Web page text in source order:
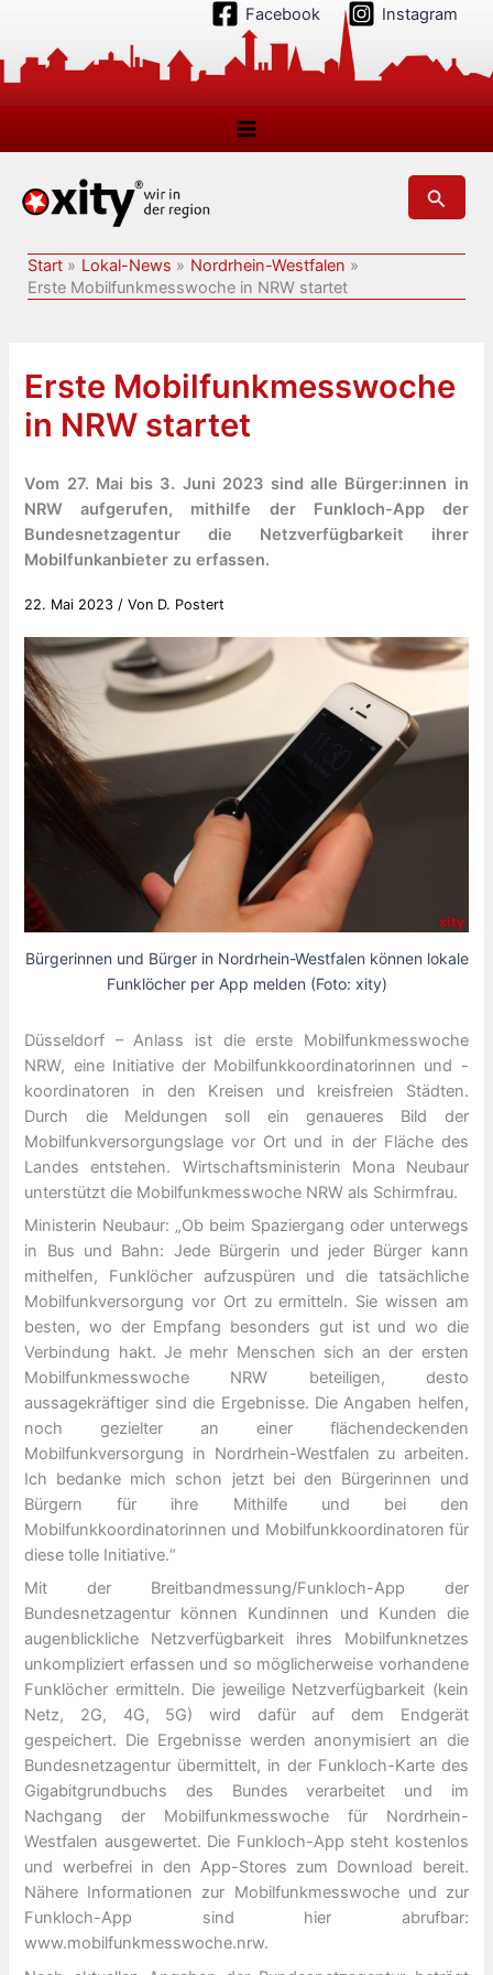
springen
Facebook Instagram
Suchen
Start Lokal-News
Nordrhein-Westfalen
Erste Mobilfunkmesswoche in NRW startet
Erste Mobilfunkmesswoche
in NRW startet
Vom 27. Mai bis 3. Juni 2023 sind alle Bürger:innen in
NRW aufgerufen, mithilfe der Funkloch-App der
Bundesnetzagentur die Netzverfügbarkeit ihrer
Mobilfunkanbieter zu erfassen.
22. Mai 2023 / Von D. Postert
Bürgerinnen und Bürger in Nordrhein-Westfalen können lokale
Funklöcher per App melden (Foto: xity)
Düsseldorf – Anlass ist die erste Mobilfunkmesswoche
NRW, eine Initiative der Mobilfunkkoordinatorinnen und -
koordinatoren in den Kreisen und kreisfreien Städten.
Durch die Meldungen soll ein genaueres Bild der
Mobilfunkversorgungslage vor Ort und in der Fläche des
Landes entstehen. Wirtschaftsministerin Mona Neubaur
unterstützt die Mobilfunkmesswoche NRW als Schirmfrau.
Ministerin Neubaur: „Ob beim Spaziergang oder unterwegs
in Bus und Bahn: Jede Bürgerin und jeder Bürger kann
mithelfen, Funklöcher aufzuspüren und die tatsächliche
Mobilfunkversorgung vor Ort zu ermitteln. Sie wissen am
besten, wo der Empfang besonders gut ist und wo die
Verbindung hakt. Je mehr Menschen sich an der ersten
Mobilfunkmesswoche NRW beteiligen, desto
aussagekräftiger sind die Ergebnisse. Die Angaben helfen,
noch gezielter an einer flächendeckenden
Mobilfunkversorgung in Nordrhein-Westfalen zu arbeiten.
Ich bedanke mich schon jetzt bei den Bürgerinnen und
Bürgern für ihre Mithilfe und bei den
Mobilfunkkoordinatorinnen und Mobilfunkkoordinatoren für
diese tolle Initiative.“
Mit der Breitbandmessung/Funkloch-App der
Bundesnetzagentur können Kundinnen und Kunden die
augenblickliche Netzverfügbarkeit ihres Mobilfunknetzes
unkompliziert erfassen und so möglicherweise vorhandene
Funklöcher ermitteln. Die jeweilige Netzverfügbarkeit (kein
Netz, 2G, 4G, 5G) wird dafür auf dem Endgerät
gespeichert. Die Ergebnisse werden anonymisiert an die
Bundesnetzagentur übermittelt, in der Funkloch-Karte des
Gigabitgrundbuchs des Bundes verarbeitet und im
Nachgang der Mobilfunkmesswoche für Nordrhein-
Westfalen ausgewertet. Die Funkloch-App steht kostenlos
und werbefrei in den App-Stores zum Download bereit.
Nähere Informationen zur Mobilfunkmesswoche und zur
Funkloch-App sind hier abrufbar:
www.mobilfunkmesswoche.nrw.